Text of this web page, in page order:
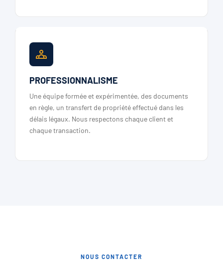
PROFESSIONNALISME
Une équipe formée et expérimentée, des documents
en règle, un transfert de propriété effectué dans les
délais légaux. Nous respectons chaque client et
chaque transaction.
NOUS CONTACTER